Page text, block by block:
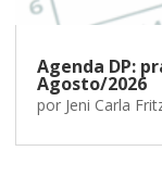
Agenda DP:
Agosto/2026
por Jeni Carla